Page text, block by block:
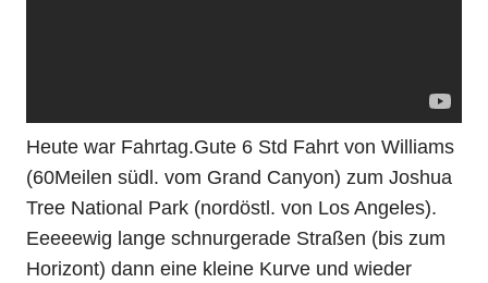
Heute war Fahrtag.Gute 6 Std Fahrt von Williams
(60Meilen südl. vom Grand Canyon) zum Joshua
Tree National Park (nordöstl. von Los Angeles).
Eeeeewig lange schnurgerade Straßen (bis zum
Horizont) dann eine kleine Kurve und wieder